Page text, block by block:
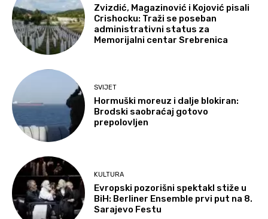
Zvizdić, Magazinović i Kojović pisali
Crishocku: Traži se poseban
administrativni status za
Memorijalni centar Srebrenica
SVIJET
Hormuški moreuz i dalje blokiran:
Brodski saobraćaj gotovo
prepolovljen
KULTURA
Evropski pozorišni spektakl stiže u
BiH: Berliner Ensemble prvi put na 8.
Sarajevo Festu